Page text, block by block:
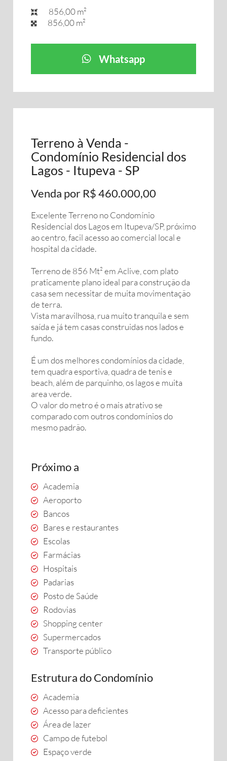
856,00 m²
856,00 m²
Whatsapp
Terreno à Venda -
Condomínio Residencial dos
Lagos - Itupeva - SP
Venda por R$ 460.000,00
Excelente Terreno no Condomínio
Residencial dos Lagos em Itupeva/SP, próximo
ao centro, facil acesso ao comercial local e
hospital da cidade.
Terreno de 856 Mt² em Aclive, com plato
praticamente plano ideal para construção da
casa sem necessitar de muita movimentação
de terra.
Vista maravilhosa, rua muito tranquila e sem
saída e já tem casas construidas nos lados e
fundo.
É um dos melhores condomínios da cidade,
tem quadra esportiva, quadra de tenis e
beach, além de parquinho, os lagos e muita
area verde.
O valor do metro é o mais atrativo se
comparado com outros condomínios do
mesmo padrão.
Próximo a
Academia
Aeroporto
Bancos
Bares e restaurantes
Escolas
Farmácias
Hospitais
Padarias
Posto de Saúde
Rodovias
Shopping center
Supermercados
Transporte público
Estrutura do Condomínio
Academia
Acesso para deficientes
Área de lazer
Campo de futebol
Espaço verde